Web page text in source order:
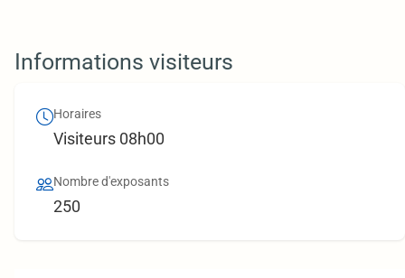
Informations visiteurs
Horaires
Visiteurs 08h00
Nombre d'exposants
250